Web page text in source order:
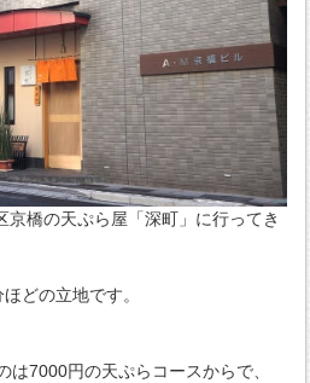
橋の天ぷら屋「深町」に行ってき
どの立地です。
は7000円の天ぷらコースからで、